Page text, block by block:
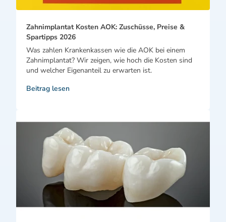
Zahnimplantat Kosten AOK: Zuschüsse, Preise &
Spartipps 2026
Was zahlen Krankenkassen wie die AOK bei einem
Zahnimplantat? Wir zeigen, wie hoch die Kosten sind
und welcher Eigenanteil zu erwarten ist.
Beitrag lesen